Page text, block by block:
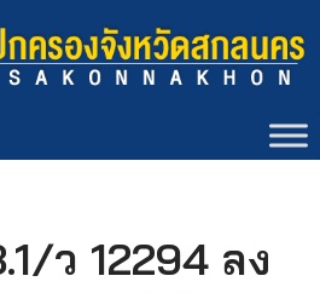
ว 12294 ลง